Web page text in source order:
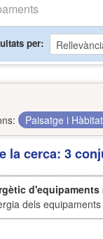
per
Paisatge i
la cerca: 3
dels